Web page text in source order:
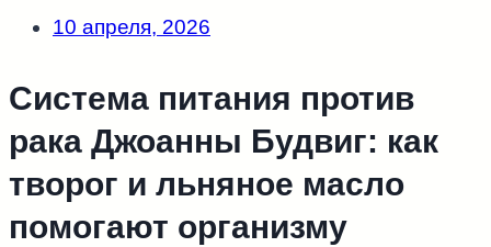
10 апреля, 2026
Система питания против
рака Джоанны Будвиг: как
творог и льняное масло
помогают организму